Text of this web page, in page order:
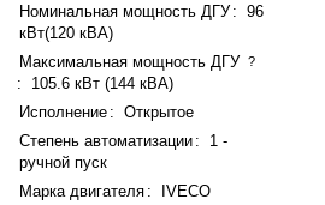
Номинальная мощность ДГУ : 96
кВт(120 кВА)
Максимальная мощность ДГУ ?
:
105.6 кВт (144 кВА)
Исполнение : Открытое
Степень автоматизации :
1 -
ручной пуск
Марка двигателя :
IVECO